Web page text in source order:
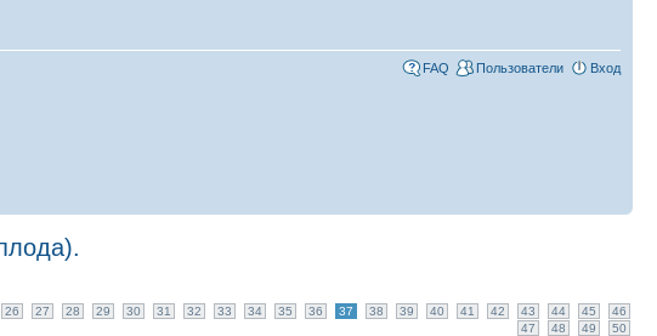
FAQ Пользователи Вход
26 27 28 29 30 31 32 33 34 35 36 37 38 39 40 41 42 43 44 45
46
47
48 49 50